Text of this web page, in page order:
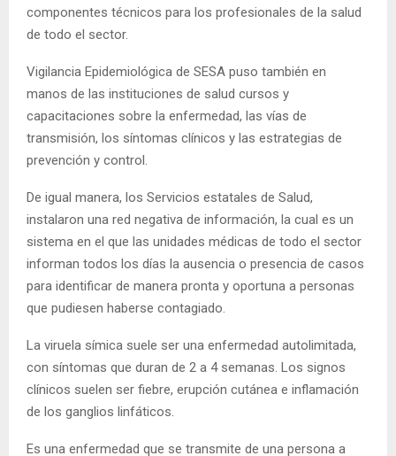
componentes técnicos para los profesionales de la salud
de todo el sector.
Vigilancia Epidemiológica de SESA puso también en
manos de las instituciones de salud cursos y
capacitaciones sobre la enfermedad, las vías de
transmisión, los síntomas clínicos y las estrategias de
prevención y control.
De igual manera, los Servicios estatales de Salud,
instalaron una red negativa de información, la cual es un
sistema en el que las unidades médicas de todo el sector
informan todos los días la ausencia o presencia de casos
para identificar de manera pronta y oportuna a personas
que pudiesen haberse contagiado.
La viruela símica suele ser una enfermedad autolimitada,
con síntomas que duran de 2 a 4 semanas. Los signos
clínicos suelen ser fiebre, erupción cutánea e inflamación
de los ganglios linfáticos.
Es una enfermedad que se transmite de una persona a